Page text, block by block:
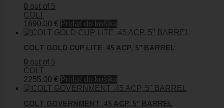
0 out of 5
COLT
1690.00 € Pridať do košíka
COLT GOLD CUP LITE .45 ACP, 5″ BARREL
0 out of 5
COLT
2255.00 € Pridať do košíka
COLT GOVERNMENT .45 ACP, 5″ BARREL